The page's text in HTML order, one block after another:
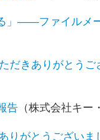
」――ファイルメ
だきありがとうご
告 （株式会社キー
りがとうございま